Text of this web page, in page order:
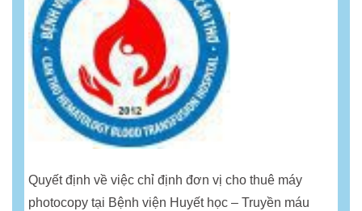
Quyết định về việc chỉ định đơn vị cho thuê máy
photocopy tại Bệnh viện Huyết học – Truyền máu